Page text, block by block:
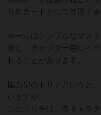
り札カードとして使用す
ルールはシンプルなマスト
但し、チャプター毎にイ
れることがあります。
協力型のトリテというと
いますが、
このトリテは、各キャラ